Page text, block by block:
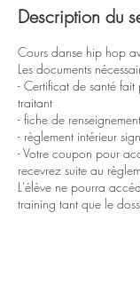
Description du
Cours danse hip hop
Les documents
- Certificat de santé
traitant
- fiche de
- règlement intérieur
- Votre coupon pour
recevrez suite au
L'élève ne pourra
training tant que le